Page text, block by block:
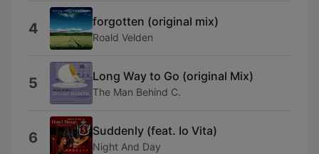
4 forgotten (original mix)
Roald Velden
5 Long Way to Go (original Mix)
The Man Behind C.
6 Suddenly (feat. Io Vita)
Night And Day